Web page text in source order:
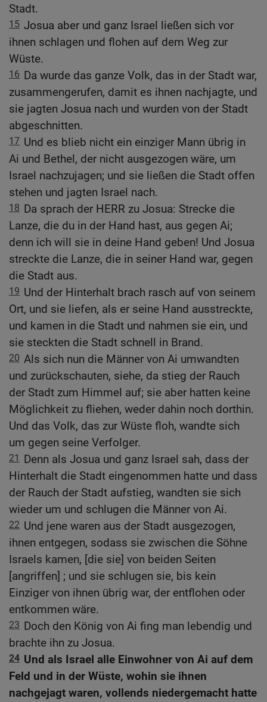
Stadt.
15 Josua aber und ganz Israel ließen sich vor
ihnen schlagen und flohen auf dem Weg zur
Wüste.
16 Da wurde das ganze Volk, das in der Stadt war,
zusammengerufen, damit es ihnen nachjagte, und
sie jagten Josua nach und wurden von der Stadt
abgeschnitten.
17 Und es blieb nicht ein einziger Mann übrig in
Ai und Bethel, der nicht ausgezogen wäre, um
Israel nachzujagen; und sie ließen die Stadt offen
stehen und jagten Israel nach.
18 Da sprach der HERR zu Josua: Strecke die
Lanze, die du in der Hand hast, aus gegen Ai;
denn ich will sie in deine Hand geben! Und Josua
streckte die Lanze, die in seiner Hand war, gegen
die Stadt aus.
19 Und der Hinterhalt brach rasch auf von seinem
Ort, und sie liefen, als er seine Hand ausstreckte,
und kamen in die Stadt und nahmen sie ein, und
sie steckten die Stadt schnell in Brand.
20 Als sich nun die Männer von Ai umwandten
und zurückschauten, siehe, da stieg der Rauch
der Stadt zum Himmel auf; sie aber hatten keine
Möglichkeit zu fliehen, weder dahin noch dorthin.
Und das Volk, das zur Wüste floh, wandte sich
um gegen seine Verfolger.
21
Denn als Josua und ganz Israel sah, dass der
Hinterhalt die Stadt eingenommen hatte und dass
der Rauch der Stadt aufstieg, wandten sie sich
wieder um und schlugen die Männer von Ai.
22 Und jene waren aus der Stadt ausgezogen,
ihnen entgegen, sodass sie zwischen die Söhne
Israels kamen, [die sie] von beiden Seiten
[angriffen] ; und sie schlugen sie, bis kein
Einziger von ihnen übrig war, der entflohen oder
entkommen wäre.
23 Doch den König von Ai fing man lebendig und
brachte ihn zu Josua.
24 Und als Israel alle Einwohner von Ai auf dem
Feld und in der Wüste, wohin sie ihnen
nachgejagt waren, vollends niedergemacht hatte